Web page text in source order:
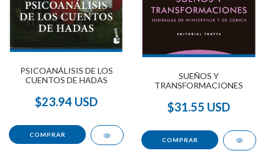
PSICOANÁLISIS DE LOS
CUENTOS DE HADAS
$23.94 USD
SUEÑOS Y
TRANSFORMACIONES
$31.55 USD